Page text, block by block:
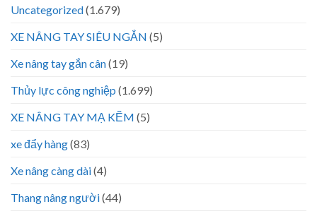
Uncategorized(1.679)
XE NÂNG TAY SIÊU NGẮN (5)
Xe nâng tay gắn cân(19)
Thủy lực công nghiệp (1.699)
XE NÂNG TAY MẠ KẼM (5)
xe đẩy hàng(83)
Xe nâng càng dài(4)
Thang nâng người(44)